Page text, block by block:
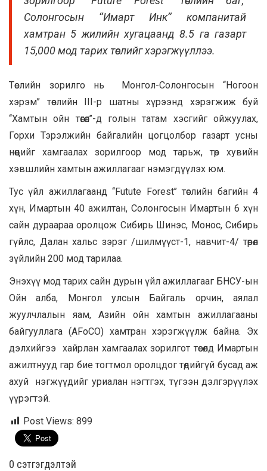
Солонгосын ‘‘Имарт Инк’’ компанитай
хамтран 5 жилийн хугацаанд 8.5 га газарт
15,000 мод тарих төслийг хэрэгжүүллээ.
Төслийн зорилго нь Монгол-Солонгосын ‘‘Ногоон
хэрэм’’ төслийн III-р шатны хүрээнд хэрэгжиж буй
‘‘Хамтын ойн төгөл’’-д голын татам хэсгийг ойжуулах,
Горхи Тэрэлжийн байгалийн цогцолбор газарт усны
нөөцийг хамгаалах зорилгоор мод тарьж, төр хувийн
хэвшлийн хамтын ажиллагааг нэмэгдүүлэх юм.
Тус үйл ажиллагаанд ‘‘Futute Forest’’ төслийн багийн 4
хүн, Имартын 40 ажилтан, Солонгосын Имартын 6 хүн
сайн дураараа оролцож Сибирь Шинэс, Монос, Сибирь
гүйлс, Далан хальс зэрэг /шилмүүст-1, навчит-4/ төрөл
зүйлийн 200 мод тарилаа.
Энэхүү мод тарих сайн дурын үйл ажиллагааг БНСУ-ын
Ойн алба, Монгол улсын Байгаль орчин, аялал
жуулчлалын яам, Азийн ойн хамтын ажиллагааны
байгууллага (AFoCO) хамтран хэрэгжүүлж байна. Эх
дэлхийгээ хайрлан хамгаалах зорилгот төсөлд Имартын
ажилтнууд гар бие тогтмол оролцдог төдийгүй бусад аж
ахуй нэгжүүдийг уриалан нэгтгэх, түгээн дэлгэрүүлэх
үүрэгтэй.
Post Views: 899
0 cэтгэгдэлтэй